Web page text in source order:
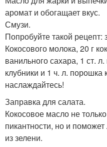
аромат и обогащает вкус.
Смузи.
Попробуйте такой рецепт:
Кокосового молока, 20 г
ванильного сахара, 1 ст.
клубники и 1 ч. л. порошка
наслаждайтесь!
Заправка для салата.
Кокосовое масло не
пикантности, но и
из зелени.